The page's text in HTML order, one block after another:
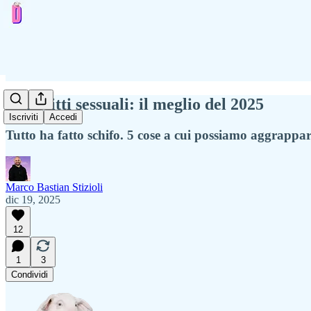
Iscriviti Accedi
🐷 Diritti sessuali: il meglio del 2025
Tutto ha fatto schifo. 5 cose a cui possiamo
Marco Bastian Stizioli
dic 19, 2025
12
1
3
Condividi